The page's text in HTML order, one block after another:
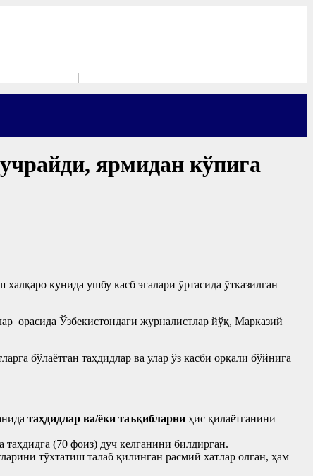
ярмидан кўпига
кунида ушбу касб эгалари ўртасида ўтказилган
орасида Ўзбекистондаги журналистлар йўқ, Марказий
бўлаётган таҳдидлар ва улар ўз касби орқали бўйнига
таҳдидлар ва/ёки таъқибларни ҳис қилаётганини
(70 фоиз) дуч келганини билдирган.
тўхтатиш талаб қилинган расмий хатлар олган, ҳам